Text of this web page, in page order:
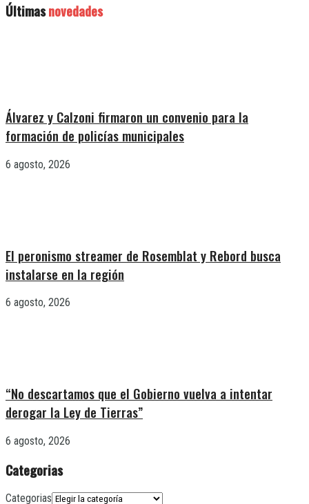
Últimasnovedades
Álvarez y Calzoni firmaron un convenio para la
formación de policías municipales
6 agosto, 2026
El peronismo streamer de Rosemblat y Rebord busca
instalarse en la región
6 agosto, 2026
“No descartamos que el Gobierno vuelva a intentar
derogar la Ley de Tierras”
6 agosto, 2026
Categorias
Categorias